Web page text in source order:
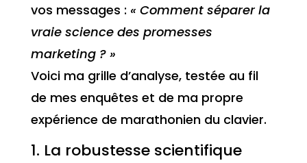
vos messages : « Comment séparer la
vraie science des promesses
marketing ? »
Voici ma grille d’analyse, testée au fil
de mes enquêtes et de ma propre
expérience de marathonien du clavier.
1. La robustesse scientifique